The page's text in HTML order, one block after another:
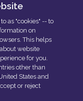
as "cookies" -- to
on
This helps
website
for you.
other than
States and
or reject